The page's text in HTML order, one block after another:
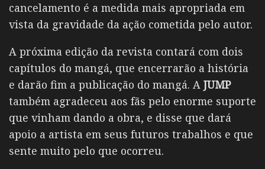
cancelamento é a medida mais apropriada em
vista da gravidade da ação cometida pelo autor.
A próxima edição da revista contará com dois
capítulos do mangá, que encerrarão a história
e darão fim a publicação do mangá. A JUMP
também agradeceu aos fãs pelo enorme suporte
que vinham dando a obra, e disse que dará
apoio a artista em seus futuros trabalhos e que
sente muito pelo que ocorreu.